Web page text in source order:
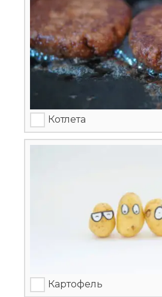
Котлета
Картофель